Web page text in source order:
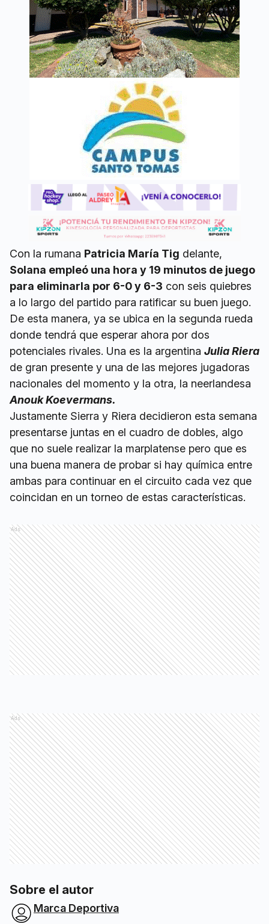
Con la rumana Patricia María Tig delante,
Solana empleó una hora y 19 minutos de juego
para eliminarla por 6-0 y 6-3 con seis quiebres
a lo largo del partido para ratificar su buen juego.
De esta manera, ya se ubica en la segunda rueda
donde tendrá que esperar ahora por dos
potenciales rivales. Una es la argentina Julia Riera
de gran presente y una de las mejores jugadoras
nacionales del momento y la otra, la neerlandesa
Anouk Koevermans.
Justamente Sierra y Riera decidieron esta semana
presentarse juntas en el cuadro de dobles, algo
que no suele realizar la marplatense pero que es
una buena manera de probar si hay química entre
ambas para continuar en el circuito cada vez que
coincidan en un torneo de estas características.
Ads
Ads
Sobre el autor
Marca Deportiva